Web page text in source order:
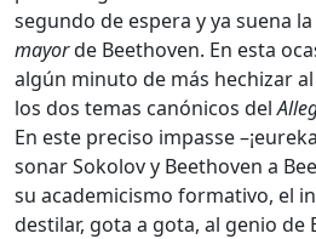
segundo de espera y ya suena la
mayorde Beethoven. En esta
algún minuto de más hechizar
los dos temas canónicos del
En este preciso impasse
sonar Sokolov y Beethoven a
su academicismo formativo, el
destilar, gota a gota, al genio de